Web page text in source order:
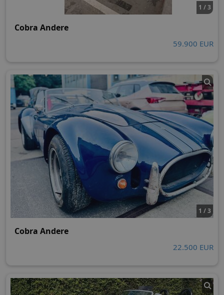
1 / 3
Cobra Andere
59.900 EUR
1 / 3
Cobra Andere
22.500 EUR